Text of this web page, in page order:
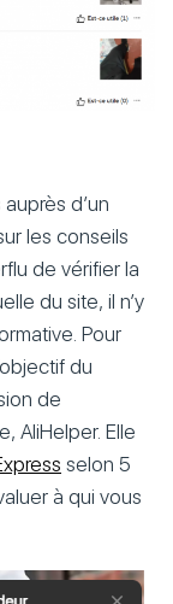
d’un
les conseils
de vérifier la
du site, il n’y
Pour
du
de
AliHelper. Elle
selon 5
à qui vous